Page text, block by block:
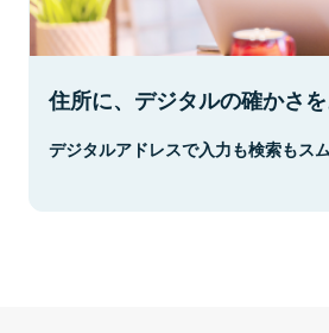
住所に、デジタルの確かさを
デジタルアドレスで入力も検索もスム